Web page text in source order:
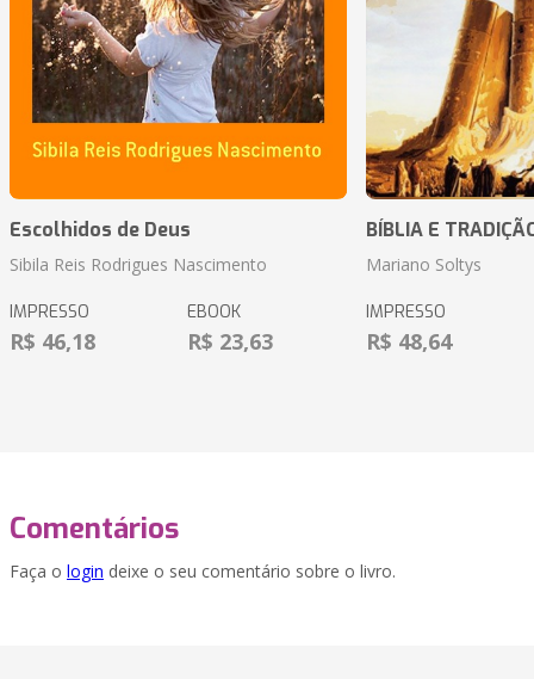
Escolhidos de Deus
Sibila Reis Rodrigues Nascimento
IMPRESSO
R$ 46,18
EBOOK
R$ 23,63
BÍBLIA E
Mariano Soltys
IMPRESSO
R$ 48,64
Comentários
Faça o login deixe o seu comentário sobre o livro.